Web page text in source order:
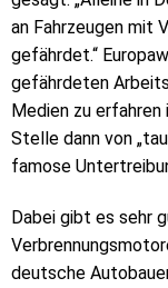
an Fahrzeugen mit
gefährdet.“
gefährdeten
Medien zu
Stelle dann von
famose
Dabei gibt es sehr
deutsche